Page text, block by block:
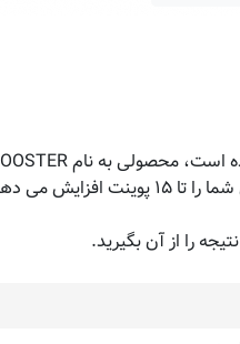
بوستر را ارایه داده تا کارایی سوخت بنزین را به حداکثر رسانده و همینطور مصرف
را از آن بگیرید.